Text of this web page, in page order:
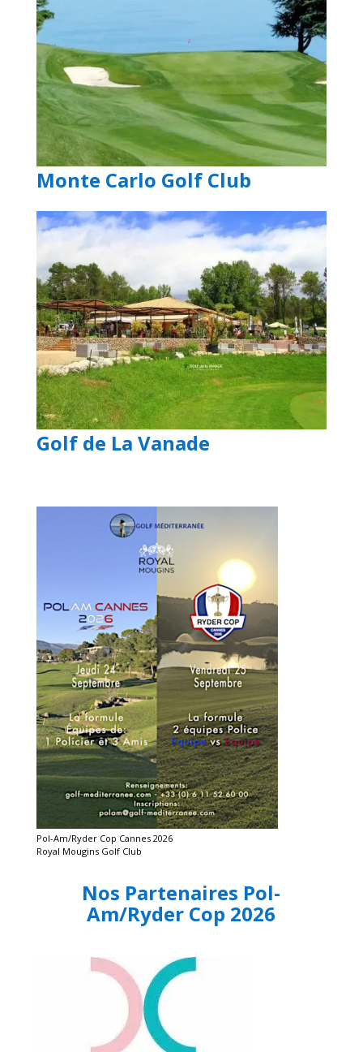
Monte Carlo Golf Club
Golf de La Vanade
Pol-Am/Ryder Cop Cannes 2026
Royal Mougins Golf Club
Nos Partenaires Pol-
Am/Ryder Cop 2026